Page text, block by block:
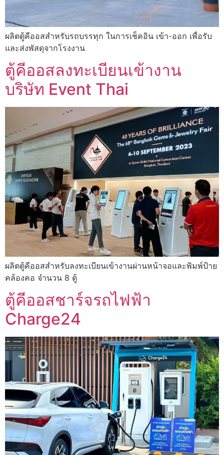
ผลิตตู้คีออสสำหรับรถบรรทุก ในการเช็คอิน เข้า-ออก เพื่อรับ
และส่งพัสดุจากโรงงาน
ตู้คีออสลงทะเบียนเข้างาน
บริษัท Event Thai
ผลิตตู้คีออสสำหรับลงทะเบียนเข้างานผ่านหน้าจอและพิมพ์ป้าย
คล้องคอ จำนวน 8 ตู้
ตู้คีออสชาร์จรถไฟฟ้า
Charge24